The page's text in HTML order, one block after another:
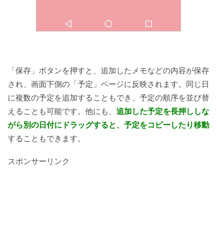
「保存」ボタンを押すと、追加したメモなどの内容が保存
され、画面下側の「予定」ページに反映されます。同じ日
に複数の予定を追加することもでき、予定の順序を並び替
えることも可能です。他にも、 追加した予定を長押ししな
がら別の日付にドラッグすると、予定をコピーしたり移動
することもできます。
スポンサーリンク